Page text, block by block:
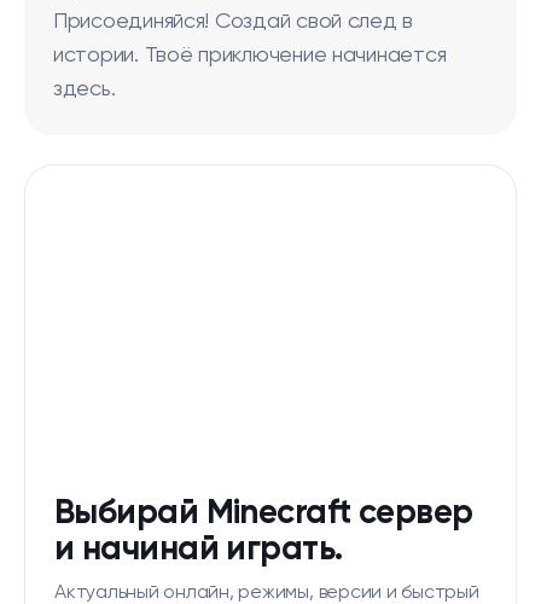
Присоединяйся! Создай свой след в
истории. Твоё приключение начинается
здесь.
Выбирай Minecraft сервер
и начинай играть.
Актуальный онлайн, режимы, версии и быстрый